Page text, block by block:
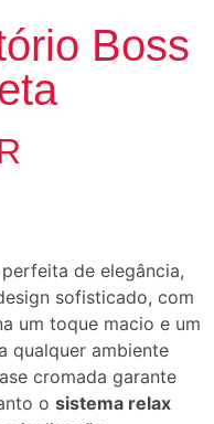
Boss
de elegância,
sofisticado, com
um toque macio e um
qualquer ambiente
cromada garante
o sistema relax